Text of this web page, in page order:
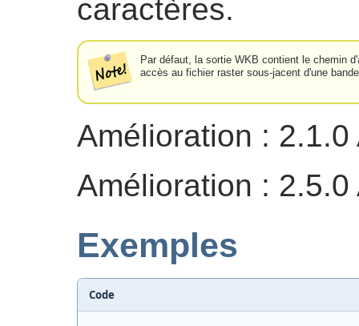
caractères.
Par défaut, la sortie WKB contient le chemin
accès au fichier raster sous-jacent d'une
Amélioration :
Amélioration :
Exemples
Code